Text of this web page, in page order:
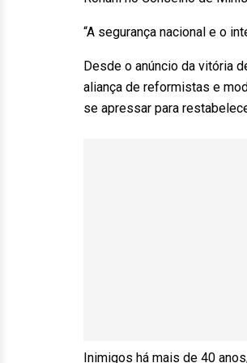
“A segurança nacional e o
Desde o anúncio da vitória
aliança de reformistas e
se apressar para
Inimigos há mais de 40